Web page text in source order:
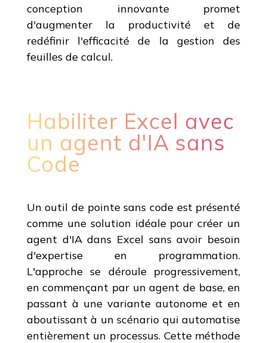
conception innovante promet
d'augmenter la productivité et de
redéfinir l'efficacité de la gestion des
feuilles de calcul.
Habiliter Excel avec
un agent d'IA sans
Code
Un outil de pointe sans code est présenté
comme une solution idéale pour créer un
agent d'IA dans Excel sans avoir besoin
d'expertise en programmation.
L'approche se déroule progressivement,
en commençant par un agent de base, en
passant à une variante autonome et en
aboutissant à un scénario qui automatise
entièrement un processus. Cette méthode